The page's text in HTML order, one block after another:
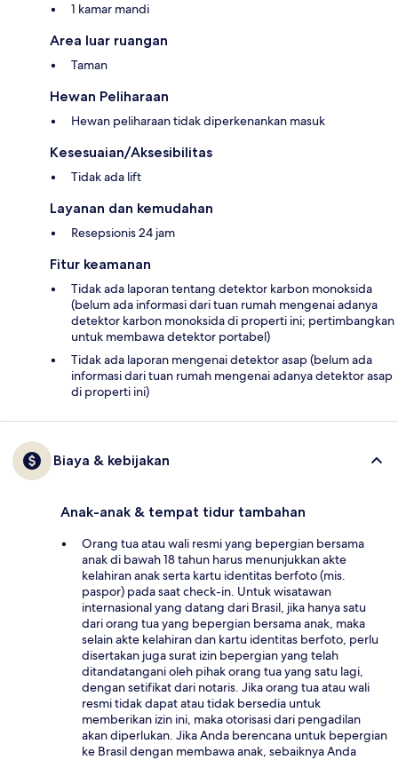
1 kamar mandi
Area luar ruangan
Taman
Hewan Peliharaan
Hewan peliharaan tidak diperkenankan masuk
Kesesuaian/Aksesibilitas
Tidak ada lift
Layanan dan kemudahan
Resepsionis 24 jam
Fitur keamanan
Tidak ada laporan tentang detektor karbon monoksida
(belum ada informasi dari tuan rumah mengenai adanya
detektor karbon monoksida di properti ini; pertimbangkan
untuk membawa detektor portabel)
Tidak ada laporan mengenai detektor asap (belum ada
informasi dari tuan rumah mengenai adanya detektor asap
di properti ini)
Biaya & kebijakan
Anak-anak & tempat tidur tambahan
Orang tua atau wali resmi yang bepergian bersama
anak di bawah 18 tahun harus menunjukkan akte
kelahiran anak serta kartu identitas berfoto (mis.
paspor) pada saat check-in. Untuk wisatawan
internasional yang datang dari Brasil, jika hanya satu
dari orang tua yang bepergian bersama anak, maka
selain akte kelahiran dan kartu identitas berfoto, perlu
disertakan juga surat izin bepergian yang telah
ditandatangani oleh pihak orang tua yang satu lagi,
dengan setifikat dari notaris. Jika orang tua atau wali
resmi tidak dapat atau tidak bersedia untuk
memberikan izin ini, maka otorisasi dari pengadilan
akan diperlukan. Jika Anda berencana untuk bepergian
ke Brasil dengan membawa anak, sebaiknya Anda